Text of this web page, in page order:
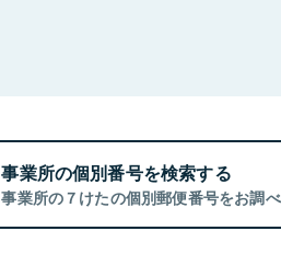
事業所の個別番号を検索する
事業所の７けたの個別郵便番号をお調べ